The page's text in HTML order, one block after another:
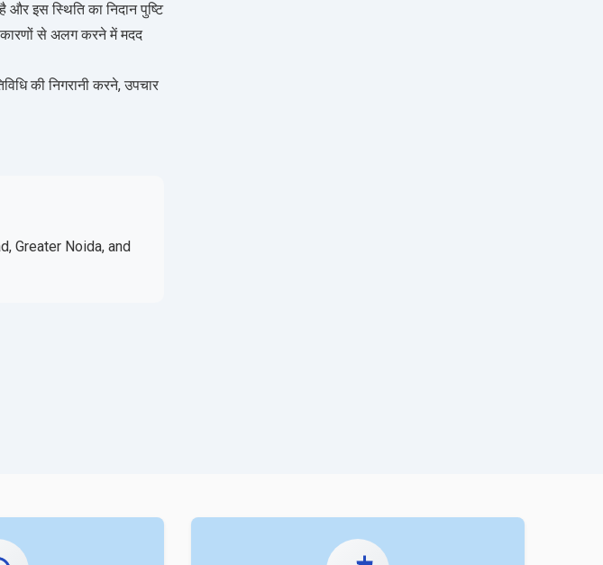
इस स्थिति का निदान पुष्टि
कारणों से अलग करने में मदद
की निगरानी करने, उपचार
Greater Noida, and